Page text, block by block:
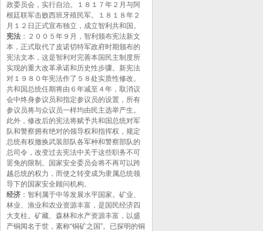
政委员会，实行自治。１８１７年２月与阿
根廷联军击败西班牙殖民军。１８１８年２
月１２日正式宣布独立，成立智利共和国。
宪法 ：２００５年９月，智利颁布宪法新文
本，正式取代了皮诺切特军政府时期颁布的
宪法文本，这是智利对完善本国民主制度所
实现的重大改革承诺和历史性步骤。新宪法
对１９８０年宪法作了５８处实质性修改。
共和国总统任期将由６年减至４年，取消议
会中终身参议员和指定参议员的设置，所有
参议员将与众议员一样均由民主选举产生。
此外，修改后的宪法将赋予共和国总统对军
队和警察拥有绝对的领导权和指挥权，规定
总统有权撤换武装部队各军种和警察部队的
总司令，改变过去宪法中关于这些职务不可
罢免的限制。国家安全委员会将不再可以跨
越总统的权力，而使之转变成为隶属总统领
导下的国家安全顾问机构。
经济 ：智利属于中等发展水平国家。矿业、
林业、渔业和农业资源丰富，是国民经济四
大支柱。矿藏、森林和水产资源丰富，以盛
产铜闻名于世，素称“铜矿之国”。已探明的铜